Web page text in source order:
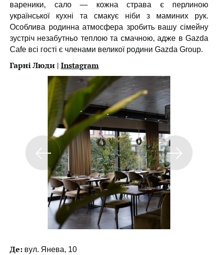
вареники, сало — кожна страва є перлиною
української кухні та смакує ніби з маминих рук.
Особлива родинна атмосфера зробить вашу сімейну
зустріч незабутньо теплою та смачною, адже в Gazda
Cafe всі гості є членами великої родини Gazda Group.
Гарні Люди | Instagram
Де: вул. Янева, 10